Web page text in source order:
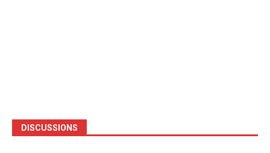
DISCUSSIONS